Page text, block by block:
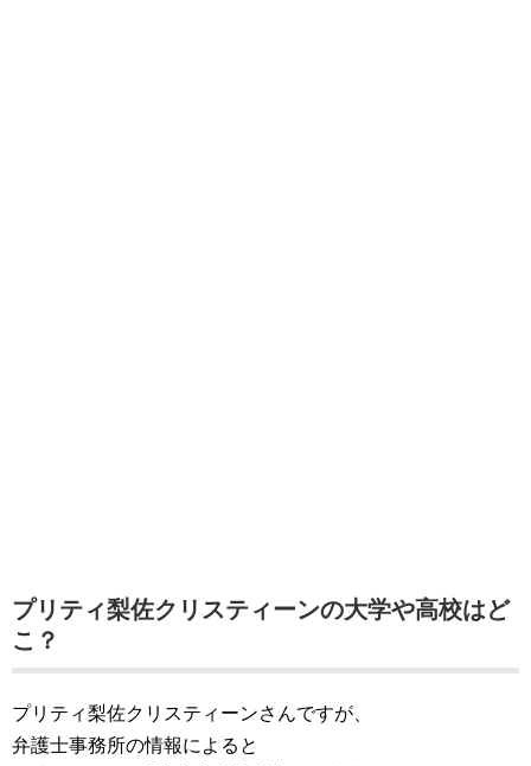
プリティ梨佐クリスティーンの大学や高校はど
こ？
プリティ梨佐クリスティーンさんですが、
弁護士事務所の情報によると